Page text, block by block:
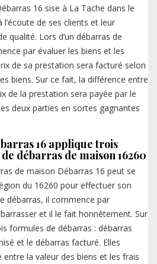
16 sise à La Tache dans le
de ses clients et leur
qualité. Lors d’un débarras de
par évaluer les biens et les
de sa prestation sera facturé selon
biens. Sur ce fait, la différence entre
de la prestation sera payée par le
deux parties en sortes gagnantes
16 applique trois
débarras de maison 16260
de maison Débarras 16 peut se
du 16260 pour effectuer son
débarras, il commence par
et il le fait honnêtement. Sur
formules de débarras : débarras
et le débarras facturé. Elles
entre la valeur des biens et les frais